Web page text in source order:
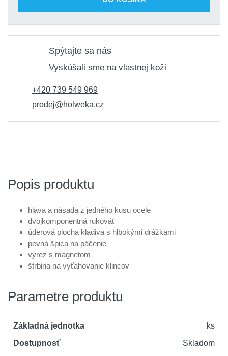
Spýtajte sa nás
Vyskúšali sme na vlastnej koži
+420 739 549 969
prodej@holweka.cz
Popis produktu
hlava a násada z jedného kusu ocele
dvojkomponentná rukoväť
úderová plocha kladiva s hlbokými drážkami
pevná špica na páčenie
výrez s magnetom
štrbina na vyťahovanie klincov
Parametre produktu
Základná jednotka
ks
Dostupnosť
Skladom